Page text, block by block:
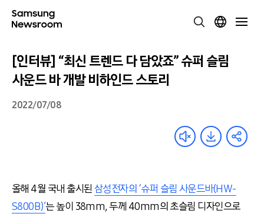
[인터뷰] “최신 트렌드 다 담았죠” 슈퍼 슬림
사운드 바 개발 비하인드 스토리
2022/07/08
올해 4월 국내 출시된삼성전자의 ‘슈퍼 슬림 사운드바(HW-
S800B)’는 높이 38mm,두께 40mm의 초슬림 디자인으로